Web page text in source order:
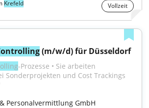
Krefeld Vollzeit
(m/w/d) für Düsseldorf
-Prozesse • Sie arbeiten
Sonderprojekten und Cost Trackings
& Personalvermittlung GmbH